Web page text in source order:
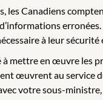
les Canadiens
à leur sécurité
mettre en œuvre les
œuvrent au service
votre sous-